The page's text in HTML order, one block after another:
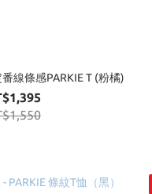
番線條感PARKIE T (粉橘)